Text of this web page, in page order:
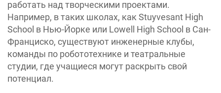
работать над творческими проектами.
Например, в таких школах, как Stuyvesant High
School в Нью-Йорке или Lowell High School в Сан-
Франциско, существуют инженерные клубы,
команды по робототехнике и театральные
студии, где учащиеся могут раскрыть свой
потенциал.